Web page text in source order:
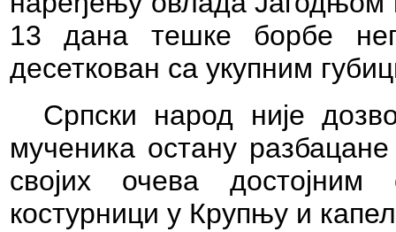
13 дана тешке борбе
десеткован са укупним
Српски народ није
мученика остану
својих очева
костурници у Крупњу и